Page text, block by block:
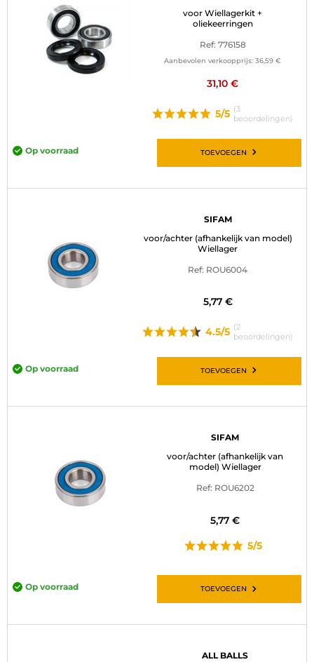
voor Wiellagerkit +
oliekeerringen
Ref: 776158
Aanbevolen verkoopprijs: 36,59 €
31,10 €
5/5 (3
beoordelingen)
Op voorraad TOEVOEGEN
SIFAM
voor/achter (afhankelijk van model)
Wiellager
Ref: ROU6004
5,77 €
4.5/5 (2
beoordelingen)
Op voorraad TOEVOEGEN
SIFAM
voor/achter (afhankelijk van
model) Wiellager
Ref: ROU6202
5,77 €
5/5
Op voorraad TOEVOEGEN
ALL BALLS